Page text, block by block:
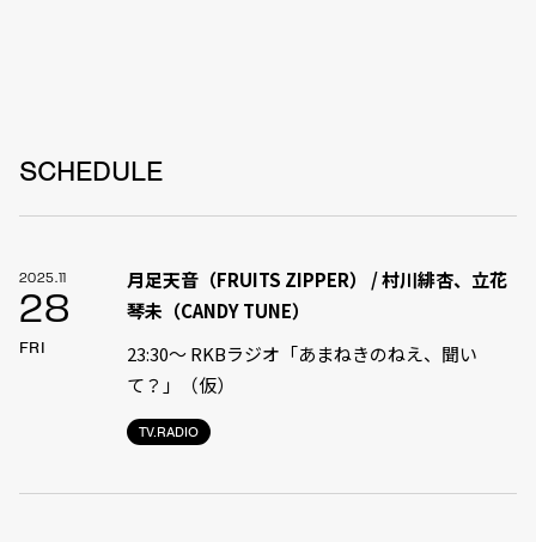
SCHEDULE
2025.11
28
FRI
TV.RADIO
月足天音（FRUITS ZIPPER） / 村川緋杏、立花
琴未（CANDY TUNE）
23:30〜 RKBラジオ「あまねきのねえ、聞い
て？」（仮）